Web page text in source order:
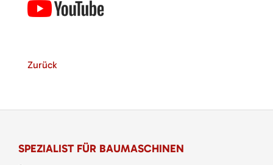
Zurück
SPEZIALIST FÜR BAUMASCHINEN